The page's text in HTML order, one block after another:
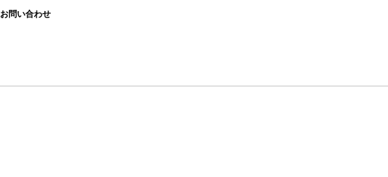
お問い合わせ